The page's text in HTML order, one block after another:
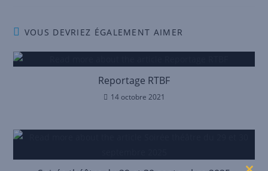
VOUS DEVRIEZ ÉGALEMENT AIMER
Reportage RTBF
14 octobre 2021